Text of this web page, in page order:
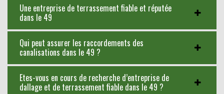
Une entreprise de terrassement fiable et réputée
dans le 49
Qui peut assurer les raccordements des
canalisations dans le 49 ?
Etes-vous en cours de recherche d’entreprise de
dallage et de terrassement fiable dans le 49 ?